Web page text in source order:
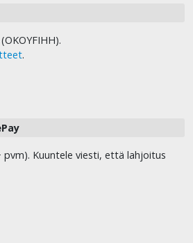
.
pvm). Kuuntele viesti, että lahjoitus